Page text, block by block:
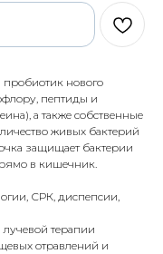
нового
пептиды и
а также собственные
живых бактерий
защищает бактерии
в кишечник.
СРК, диспепсии,
терапии
отравлений и